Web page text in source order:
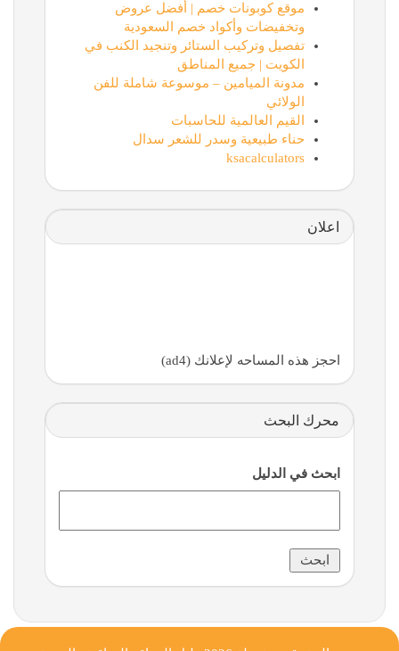
موقع كوبونات خصم | أفضل عروض
وتخفيضات وأكواد خصم السعودية
تفصيل وتركيب الستائر وتنجيد الكنب في
الكويت | جميع المناطق
مدونة الميامين – موسوعة شاملة للفن
الولائي
القيم العالمية للحاسبات
حناء طبيعية وسدر للشعر سدال
ksacalculators
اعلان
احجز هذه المساحه لإعلانك (ad4)
محرك البحث
ابحث في الدليل